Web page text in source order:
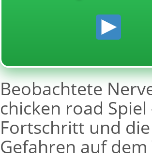
Beobachtete
chicken road Spiel
Fortschritt und die
Gefahren auf dem